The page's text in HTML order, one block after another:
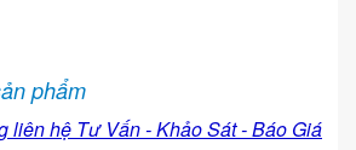
phẩm
liên hệ Tư Vấn - Khảo Sát - Báo Giá